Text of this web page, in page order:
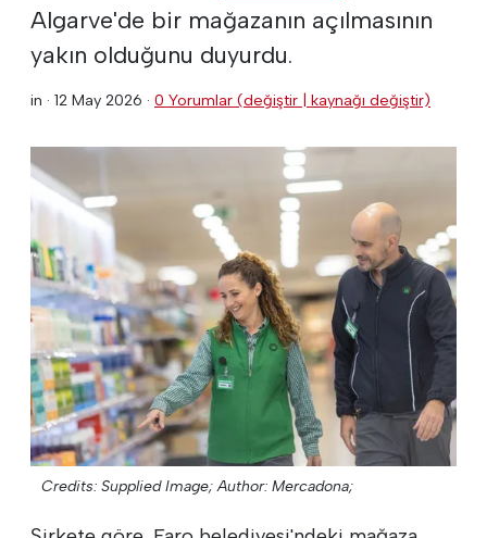
Algarve'de bir mağazanın açılmasının
yakın olduğunu duyurdu.
in · 12 May 2026 · 0 Yorumlar (değiştir | kaynağı değiştir)
Credits: Supplied Image; Author: Mercadona;